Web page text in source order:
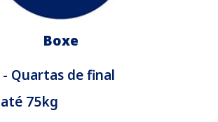
Boxe
Quartas de final
75kg